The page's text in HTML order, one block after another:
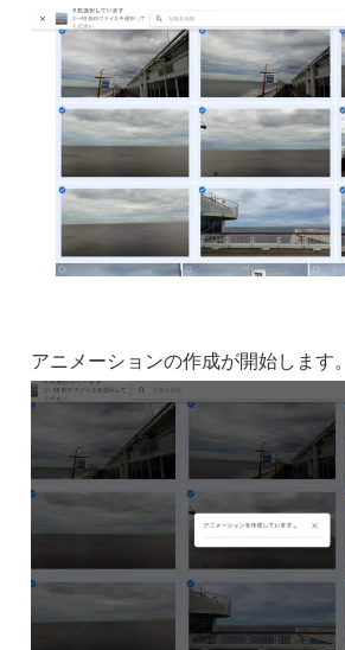
アニメーションの作成が開始します。